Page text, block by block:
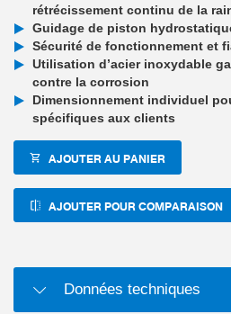
rétrécissement continu de la
Guidage de piston
Sécurité de fonctionnement et
Utilisation d’acier inoxydable
contre la corrosion
Dimensionnement individuel
spécifiques aux clients
AJOUTER AU PANIER
AJOUTER POUR COMPARAISON
Données techniques